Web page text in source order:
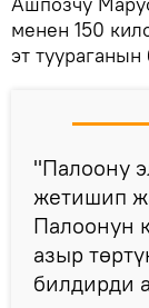
менен 150
эт
"Палоону
жетишип
Палоонун
азыр
билдирди